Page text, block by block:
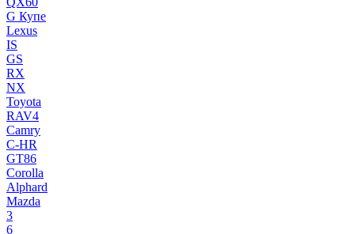
G Купе
Lexus
IS
GS
RX
NX
Toyota
RAV4
Camry
C-HR
GT86
Corolla
Alphard
Mazda
3
6